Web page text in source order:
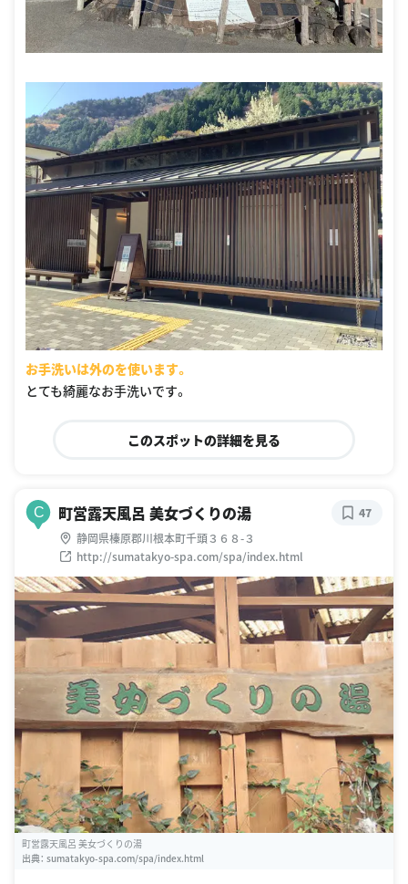
お手洗いは外のを使います。
とても綺麗なお手洗いです。
このスポットの詳細を見る
C 町営露天風呂 美女づくりの湯
静岡県榛原郡川根本町千頭３６８-３
http://sumatakyo-spa.com/spa/index.html
47
町営露天風呂 美女づくりの湯
出典： sumatakyo-spa.com/spa/index.html